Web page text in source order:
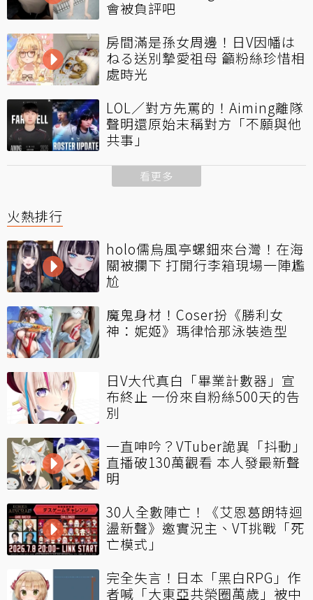
會被負評吧
房間滿是孫女周邊！日V因幡は
ねる送別摯愛祖母 籲粉絲珍惜相
處時光
LOL／對方先罵的！Aiming離隊
聲明還原始末稱對方「不願與他
共事」
看更多
火熱排行
holo儒烏風亭螺鈿來台灣！在海
關被攔下 打開行李箱現場一陣尷
尬
魔鬼身材！Coser扮《勝利女
神：妮姬》瑪律恰那泳裝造型
日V大代真白「畢業計數器」宣
布終止 一份來自粉絲500天的告
別
一直呻吟？VTuber詭異「抖動」
直播破130萬觀看 本人發最新聲
明
30人全數陣亡！《艾恩葛朗特迴
盪新聲》邀實況主、VT挑戰「死
亡模式」
完全失言！日本「黑白RPG」作
者喊「大東亞共榮圈萬歲」被中